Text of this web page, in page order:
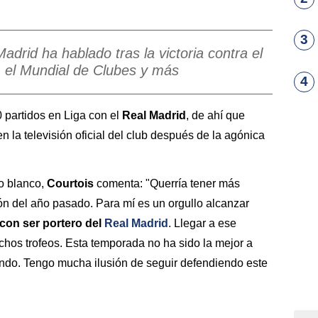
ha hablado tras la victoria contra el
Mundial de Clubes y más
en Liga con el Real Madrid , de ahí que
la televisión oficial del club después de la agónica
blanco, Courtois comenta: "Querría tener más
del año pasado. Para mí es un orgullo alcanzar
ser portero del
Real Madrid . Llegar a ese
trofeos. Esta temporada no ha sido la mejor a
Tengo mucha ilusión de seguir defendiendo este
3
4